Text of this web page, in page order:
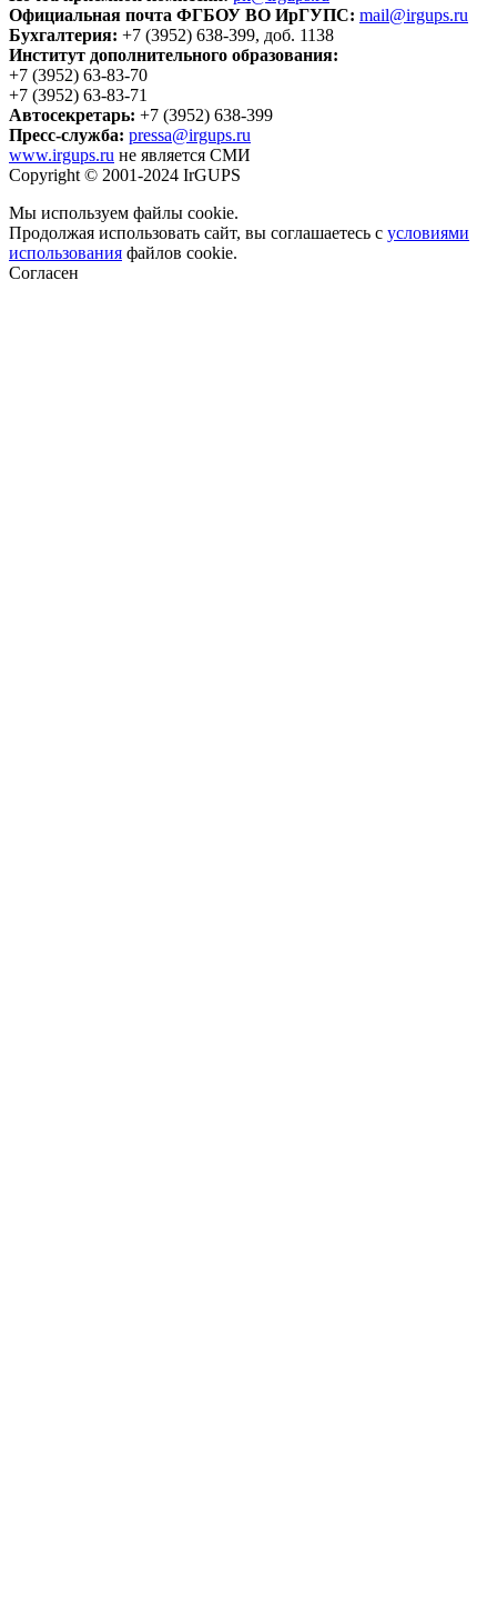
Официальная почта ФГБОУ ВО ИрГУПС: mail@irgups.ru
Бухгалтерия: +7 (3952) 638-399, доб. 1138
Институт дополнительного образования:
+7 (3952) 63-83-70
+7 (3952) 63-83-71
Автосекретарь: +7 (3952) 638-399
Пресс-служба: pressa@irgups.ru
www.irgups.ru не является СМИ
Copyright © 2001-2024 IrGUPS
Мы используем файлы cookie.
Продолжая использовать сайт, вы соглашаетесь с условиями
использования файлов cookie.
Согласен